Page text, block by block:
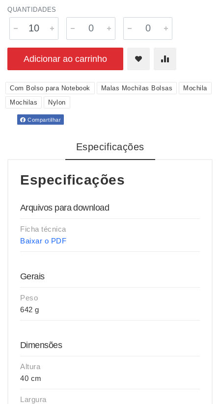
QUANTIDADES
Adicionar ao carrinho
Com Bolso para Notebook Malas Mochilas Bolsas
Mochila
Mochilas
Nylon
Compartilhar
Especificações
Especificações
Arquivos para download
Ficha técnica
Baixar o PDF
Gerais
Peso
642 g
Dimensões
Altura
40 cm
Largura